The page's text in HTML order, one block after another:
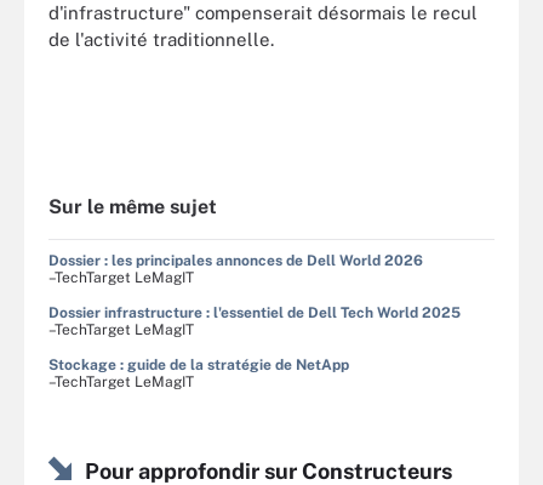
d'infrastructure" compenserait désormais le recul
de l'activité traditionnelle.
Sur le même sujet
Dossier : les principales annonces de Dell World 2026
–TechTarget LeMagIT
Dossier infrastructure : l'essentiel de Dell Tech World 2025
–TechTarget LeMagIT
Stockage : guide de la stratégie de NetApp
–TechTarget LeMagIT
Pour approfondir sur Constructeurs